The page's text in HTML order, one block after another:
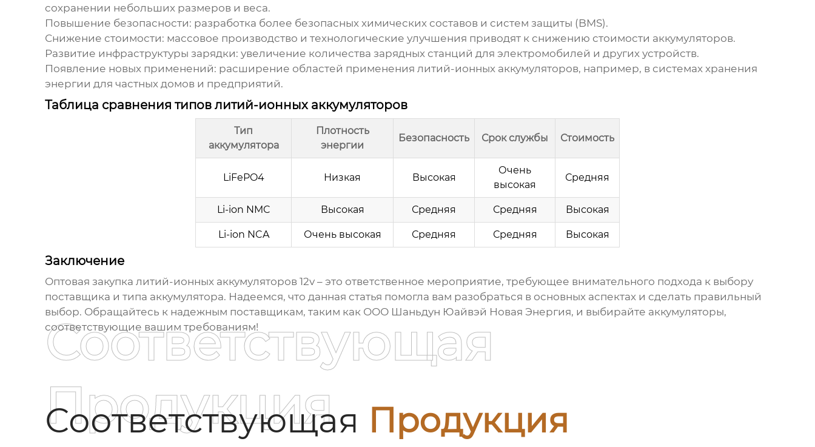
сохранении небольших размеров и веса.
Повышение безопасности: разработка более безопасных химических составов и систем защиты (BMS).
Снижение стоимости: массовое производство и технологические улучшения приводят к снижению стоимости аккумуляторов.
Развитие инфраструктуры зарядки: увеличение количества зарядных станций для электромобилей и других устройств.
Появление новых применений: расширение областей применения литий-ионных аккумуляторов, например, в системах хранения
энергии для частных домов и предприятий.
Таблица сравнения типов литий-ионных аккумуляторов
Тип
аккумулятора
Плотность
энергии
Безопасность Срок службы Стоимость
LiFePO4 Низкая Высокая
Очень
высокая
Средняя
Li-ion NMC Высокая Средняя Средняя Высокая
Li-ion NCA Очень высокая Средняя Средняя Высокая
Заключение
Оптовая закупка литий-ионных аккумуляторов 12v– это ответственное мероприятие, требующее внимательного подхода к выбору
поставщика и типа аккумулятора. Надеемся, что данная статья помогла вам разобраться в основных аспектах и сделать правильный
выбор. Обращайтесь к надежным поставщикам, таким как ООО Шаньдун Юайвэй Новая Энергия, и выбирайте аккумуляторы,
соответствующие вашим требованиям!
Соответствующая Продукция
Соответствующая
Продукция